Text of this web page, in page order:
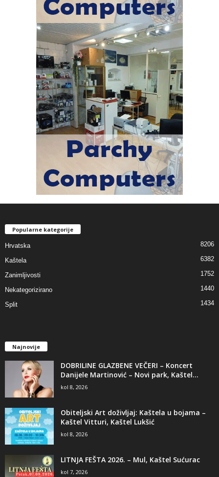
Popularne kategorije
Hrvatska 8206
Kaštela 6382
Zanimljivosti 1752
Nekategorizirano 1440
Split 1434
Najnovije
DOBRILINE GLAZBENE VEČERI – Koncert
Danijele Martinović – Novi park, Kaštel...
kol 8, 2026
Obiteljski Art doživljaj: Kaštela u bojama –
Kaštel Vitturi, Kaštel Lukšić
kol 8, 2026
LITNJA FEŠTA 2026. – Mul, Kaštel Sućurac
kol 7, 2026